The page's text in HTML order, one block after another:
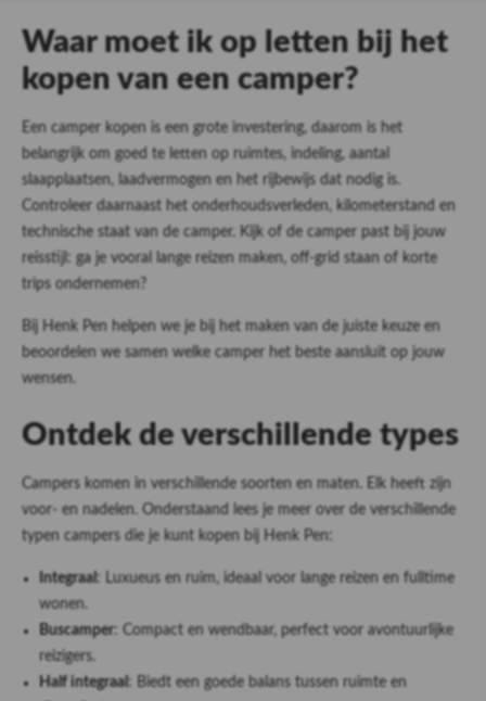
Waar moet ik op letten bij het
kopen van een camper?
Een camper kopen is een grote investering, daarom is het
belangrijk om goed te letten op ruimtes, indeling, aantal
slaapplaatsen, laadvermogen en het rijbewijs dat nodig is.
Controleer daarnaast het onderhoudsverleden, kilometerstand en
technische staat van de camper. Kijk of de camper past bij jouw
reisstijl: ga je vooral lange reizen maken, off-grid staan of korte
trips ondernemen?
Bij Henk Pen helpen we je bij het maken van de juiste keuze en
beoordelen we samen welke camper het beste aansluit op jouw
wensen.
Ontdek de verschillende types
Campers komen in verschillende soorten en maten. Elk heeft zijn
voor- en nadelen. Onderstaand lees je meer over de verschillende
typen campers die je kunt kopen bij Henk Pen:
Integraal : Luxueus en ruim, ideaal voor lange reizen en fulltime
wonen.
Buscamper: Compact en wendbaar, perfect voor avontuurlijke
reizigers.
Half integraal : Biedt een goede balans tussen ruimte en